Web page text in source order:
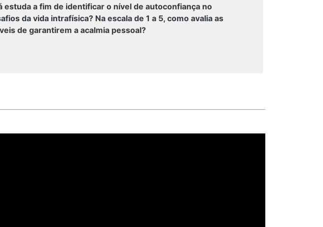
estuda a fim de identificar o nível de autoconfiança no
da vida intrafísica? Na escala de 1 a 5, como avalia as
de garantirem a acalmia pessoal?